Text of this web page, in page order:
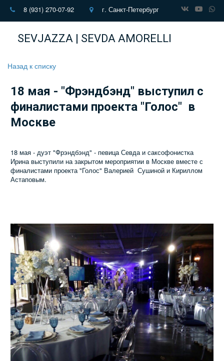
8 (931) 270-07-92 г. Санкт-Петербург
SEVJAZZA | SEVDA AMORELLI
Назад к списку
18 мая - "Фрэндбэнд" выступил с
финалистами проекта "Голос" в
Москве
18 мая - дуэт "Фрэндбэнд" - певица Севда и саксофонистка
Ирина выступили на закрытом мероприятии в Москве вместе с
финалистами проекта "Голос" Валерией Сушиной и Кириллом
Астаповым.